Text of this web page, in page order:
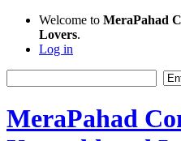
Welcome to MeraPahad
Lovers.
Log in
MeraPahad